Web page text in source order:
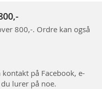
800,-. Ordre kan også
på Facebook, e-
lurer på noe.